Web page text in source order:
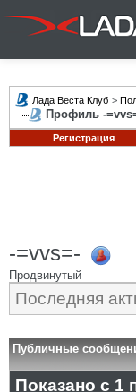
Лада Веста Клуб >
Профиль -
Регистрация
-=vvs=-
Продвинутый
Последняя
Публичные
Показано с 1